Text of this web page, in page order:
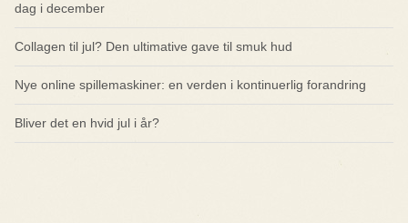
dag i december
Collagen til jul? Den ultimative gave til smuk hud
Nye online spillemaskiner: en verden i kontinuerlig forandring
Bliver det en hvid jul i år?